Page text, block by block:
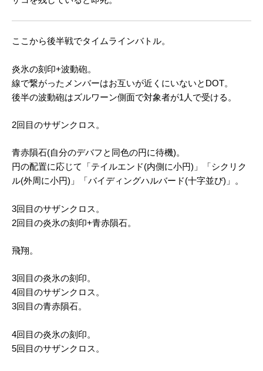
ここから後半戦でタイムラインバトル。
炎氷の刻印+波動砲。
線で繋がったメンバーはお互いが近くにいないとDOT。
後半の波動砲はズルワーン側面で対象者が1人で受ける。
2回目のサザンクロス。
青赤隕石(自分のデバフと同色の円に待機)。
円の配置に応じて「テイルエンド(内側に小円)」「シクリク
ル(外周に小円)」「バイディングハルバード(十字並び)」。
3回目のサザンクロス。
2回目の炎氷の刻印+青赤隕石。
飛翔。
3回目の炎氷の刻印。
4回目のサザンクロス。
3回目の青赤隕石。
4回目の炎氷の刻印。
5回目のサザンクロス。